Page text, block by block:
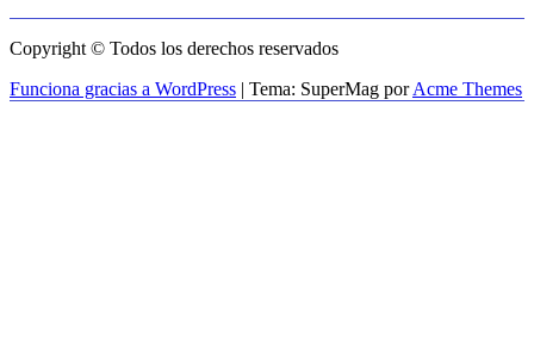
Copyright © Todos los derechos reservados
Funciona gracias a WordPress | Tema: SuperMag porAcme Themes